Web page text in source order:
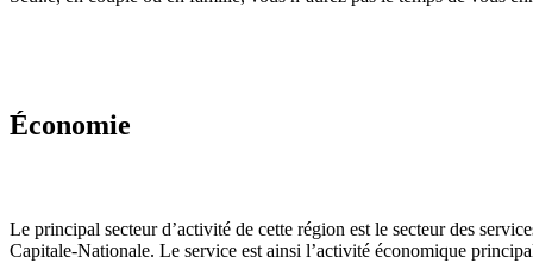
Économie
Le principal secteur d’activité de cette région est le secteur des
Capitale-Nationale. Le service est ainsi l’activité économique